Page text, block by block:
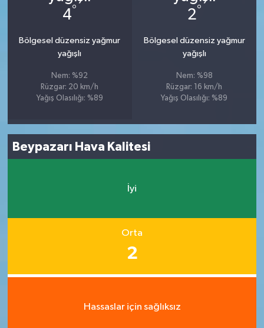
4°
Bölgesel düzensiz yağmur
yağışlı
Nem: %92
Rüzgar: 20 km/h
Yağış Olasılığı: %89
2°
Bölgesel düzensiz yağmur
yağışlı
Nem: %98
Rüzgar: 16 km/h
Yağış Olasılığı: %89
Beypazarı Hava Kalitesi
İyi
Orta
2
Hassaslar için sağlıksız